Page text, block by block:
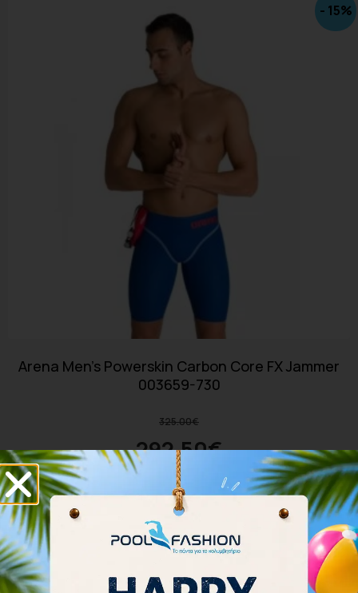
- 15%
Arena Men’s Powerskin Carbon Core FX Jammer
003659-730
325.00€
292.50€
Επιλογή